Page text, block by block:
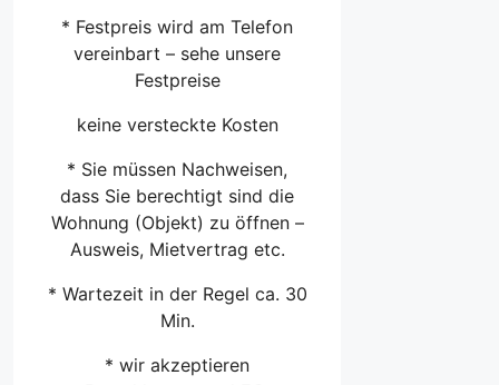
* Festpreis wird am Telefon
vereinbart – sehe unsere
Festpreise
keine versteckte Kosten
* Sie müssen Nachweisen,
dass Sie berechtigt sind die
Wohnung (Objekt) zu öffnen –
Ausweis, Mietvertrag etc.
* Wartezeit in der Regel ca. 30
Min.
* wir akzeptieren